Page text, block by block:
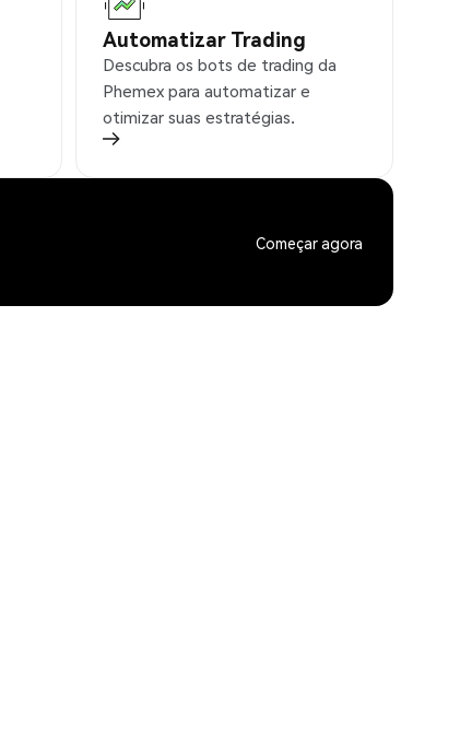
Automatizar Trading
Descubra os bots de trading da
Phemex para automatizar e
otimizar suas estratégias.
Começar agora